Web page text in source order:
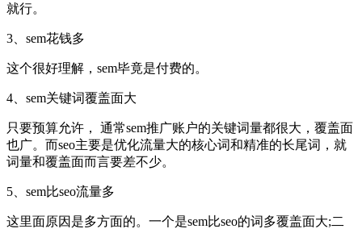
就行。
3、sem花钱多
这个很好理解，sem毕竟是付费的。
4、sem关键词覆盖面大
只要预算允许， 通常sem推广账户的关键词量都很大，覆盖面
也广。而seo主要是优化流量大的核心词和精准的长尾词，就
词量和覆盖面而言要差不少。
5、sem比seo流量多
这里面原因是多方面的。一个是sem比seo的词多覆盖面大;二